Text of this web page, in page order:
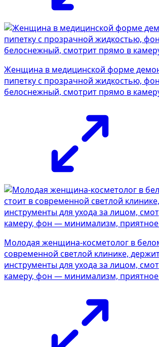
Женщина в медицинской форме
пипетку с прозрачной жидкостью,
белоснежный, смотрит прямо в
Молодая женщина-косметолог в
современной светлой клинике,
инструменты для ухода за лицом,
камеру, фон — минимализм,